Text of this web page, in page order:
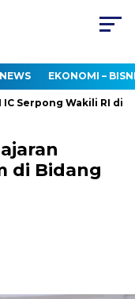
NEWS EKONOMI –
Serpong Wakili RI di
di Bidang